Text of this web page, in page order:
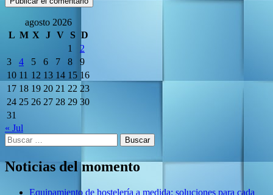
agosto 2026
L M X J V S D
1
2
3
4 5 6 7 8
9
10 11 12 13 14 15 16
17 18 19 20 21 22 23
24 25 26 27 28 29 30
31
« Jul
Buscar:
Noticias del momento
Equipamiento de hostelería a medida: soluciones para cada